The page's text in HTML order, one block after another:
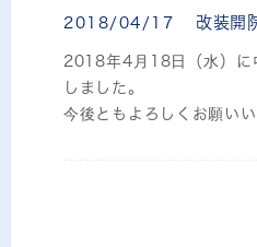
2018/04/17 改装開
2018年4月18日（水）に
しました。
今後ともよろしくお願いい